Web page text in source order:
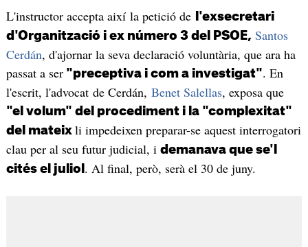
L'instructor accepta així la petició de
l'exsecretari
d'Organització i ex número 3 del PSOE, Santos
Cerdán, d'ajornar la seva declaració voluntària, que ara ha
passat a ser"preceptiva i com a investigat". En
l'escrit, l'advocat de Cerdán, Benet Salellas, exposa que
"el volum" del procediment i la "complexitat"
del mateix li impedeixen preparar-se aquest interrogatori
clau per al seu futur judicial, i demanava que se'l
cités el juliol . Al final, però, serà el 30 de juny.